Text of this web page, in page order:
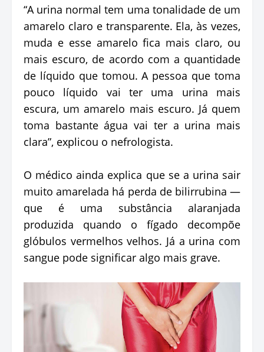
“A urina normal tem uma tonalidade de um
amarelo claro e transparente. Ela, às vezes,
muda e esse amarelo fica mais claro, ou
mais escuro, de acordo com a quantidade
de líquido que tomou. A pessoa que toma
pouco líquido vai ter uma urina mais
escura, um amarelo mais escuro. Já quem
toma bastante água vai ter a urina mais
clara”, explicou o nefrologista.
O médico ainda explica que se a urina sair
muito amarelada há perda de bilirrubina —
que é uma substância alaranjada
produzida quando o fígado decompõe
glóbulos vermelhos velhos. Já a urina com
sangue pode significar algo mais grave.